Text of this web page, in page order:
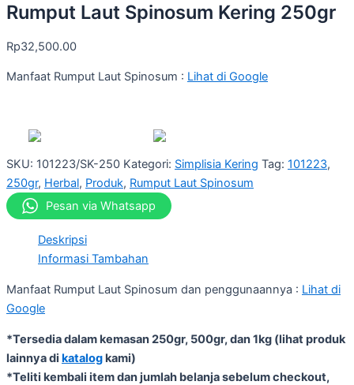
Rumput Laut Spinosum Kering 250gr
Rp32,500.00
Manfaat Rumput Laut Spinosum : Lihat di Google
SKU: 101223/SK-250 Kategori: Simplisia Kering Tag: 101223,
250gr, Herbal, Produk, Rumput Laut Spinosum
Pesan via Whatsapp
Deskripsi
Informasi Tambahan
Manfaat Rumput Laut Spinosum dan penggunaannya : Lihat di
Google
*Tersedia dalam kemasan 250gr, 500gr, dan 1kg (lihat produk
lainnya di katalogkami)
*Teliti kembali item dan jumlah belanja sebelum checkout,